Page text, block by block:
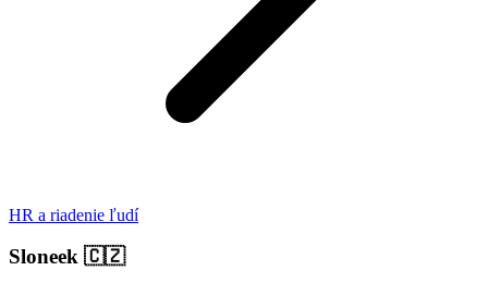
HR a riadenie ľudí
Sloneek 🇨🇿